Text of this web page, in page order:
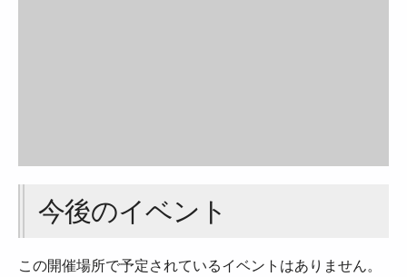
今後のイベント
この開催場所で予定されているイベントはありません。